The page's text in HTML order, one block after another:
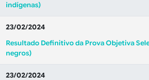
indígenas)
23/02/2024
Resultado Definitivo da Prova Objetiva
negros)
23/02/2024